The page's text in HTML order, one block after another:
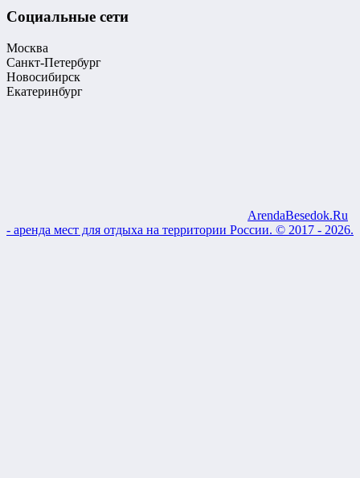
Социальные сети
Москва
Санкт-Петербург
Новосибирск
Екатеринбург
ArendaBesedok.Ru
- аренда мест для отдыха на территории России. © 2017 - 2026.